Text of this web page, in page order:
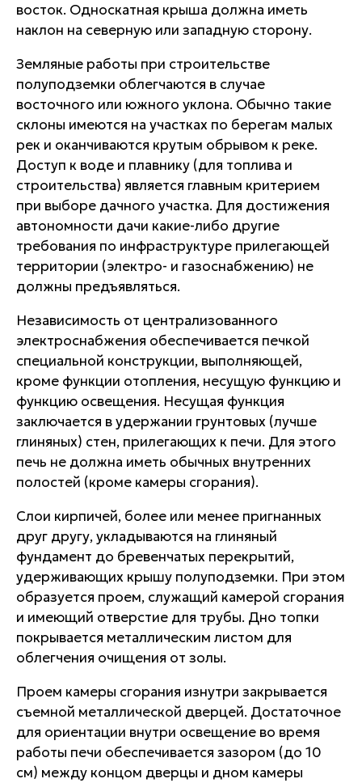
восток. Односкатная крыша должна иметь
наклон на северную или западную сторону.
Земляные работы при строительстве
полуподземки облегчаются в случае
восточного или южного уклона. Обычно такие
склоны имеются на участках по берегам малых
рек и оканчиваются крутым обрывом к реке.
Доступ к воде и плавнику (для топлива и
строительства) является главным критерием
при выборе дачного участка. Для достижения
автономности дачи какие-либо другие
требования по инфраструктуре прилегающей
территории (электро- и газоснабжению) не
должны предъявляться.
Независимость от централизованного
электроснабжения обеспечивается печкой
специальной конструкции, выполняющей,
кроме функции отопления, несущую функцию и
функцию освещения. Несущая функция
заключается в удержании грунтовых (лучше
глиняных) стен, прилегающих к печи. Для этого
печь не должна иметь обычных внутренних
полостей (кроме камеры сгорания).
Слои кирпичей, более или менее пригнанных
друг другу, укладываются на глиняный
фундамент до бревенчатых перекрытий,
удерживающих крышу полуподземки. При этом
образуется проем, служащий камерой сгорания
и имеющий отверстие для трубы. Дно топки
покрывается металлическим листом для
облегчения очищения от золы.
Проем камеры сгорания изнутри закрывается
съемной металлической дверцей. Достаточное
для ориентации внутри освещение во время
работы печи обеспечивается зазором (до 10
см) между концом дверцы и дном камеры